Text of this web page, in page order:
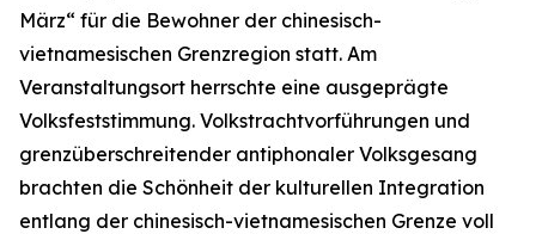
März“ für die Bewohner der chinesisch-
vietnamesischen Grenzregion statt. Am
Veranstaltungsort herrschte eine ausgeprägte
Volksfeststimmung. Volkstrachtvorführungen und
grenzüberschreitender antiphonaler Volksgesang
brachten die Schönheit der kulturellen Integration
entlang der chinesisch-vietnamesischen Grenze voll